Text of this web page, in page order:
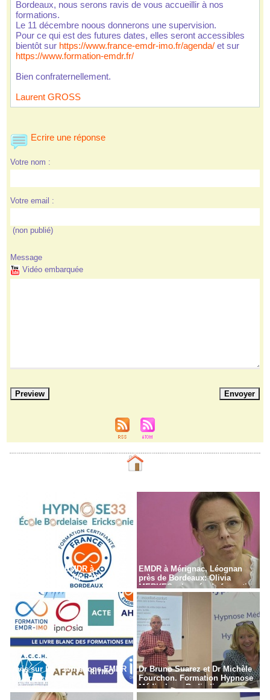
Bordeaux, nou eron ravi de vou accueillir à no
formation.
Le 11 décembre noou donneron une uperviion.
Pour ce qui et de future date, elle eront acceible
bientôt ur http://www.france-emdr-imo.fr/agenda/ et ur
http://www.formation-emdr.fr/
Bien confraternellement.
Laurent GROSS
Ecrire une répone
Votre nom :
Votre email :
(non publié)
Meage
Vidéo embarquée
Formation en EMDR à
Bordeaux - Gironde - 33
EMDR à Mérignac, Léognan
prè de Bordeaux: Olivia
MERKES, chargée de formation
Avi ur le Formation EMDR
en France
Dr Bruno Suarez et Dr Michèle
Fourchon. Formation Hypnoe
Médicale en Radiodiagnotic,